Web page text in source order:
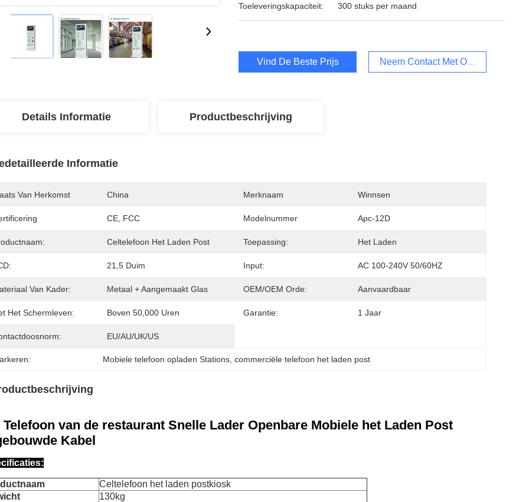
Toeleveringskapaciteit: 300 stuks per maand
Vind De Beste Prijs Neem Contact Met Ons Op
Details Informatie Productbeschrijving
Informatie
Van Herkomst China Merknaam Winnsen
CE, FCC Modelnummer Apc-12D
Celtelefoon Het Laden Post Toepassing: Het Laden
21,5 Duim Input: AC 100-240V 50/60HZ
Van Kader: Metaal + Aangemaakt Glas OEM/OEM Orde: Aanvaardbaar
Het Schermleven: Boven 50,000 Uren Garantie: 1 Jaar
EU/AU/UK/US
Mobiele telefoon opladen Stations , commerciële telefoon het laden post
Telefoon van de restaurant Snelle Lader Openbare Mobiele het Laden Post
Kabel
Celtelefoon het laden postkiosk
130kg